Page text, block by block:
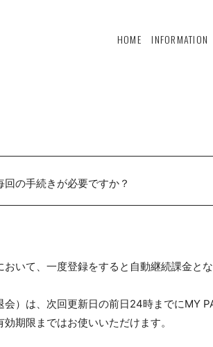
HOME INFORMATION
の手続きが必要ですか？
いて、一度登録をすると自動継続課金と
会）は、次回更新日の前日24時までにMY
期限まではお使いいただけます。